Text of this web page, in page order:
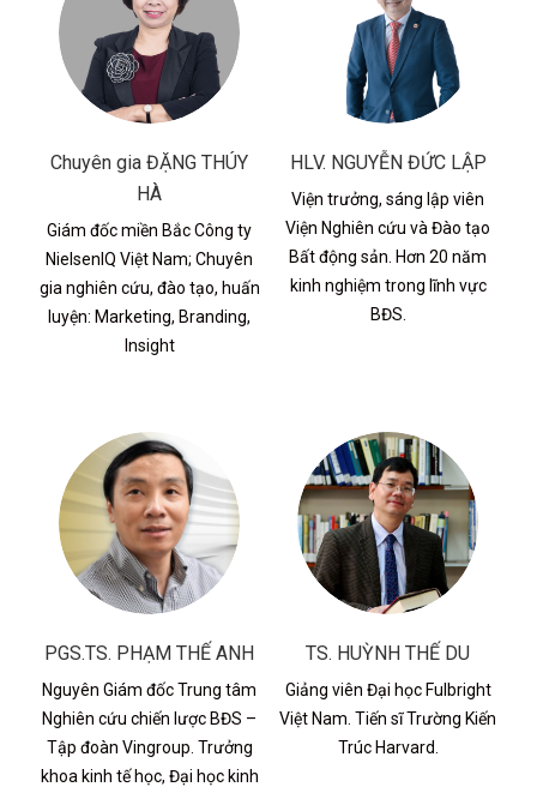
Chuyên gia ĐẶNG THÚY
HÀ
Giám đốc miền Bắc Công ty
NielsenIQ Việt Nam; Chuyên
gia nghiên cứu, đào tạo, huấn
luyện: Marketing, Branding,
Insight
HLV. NGUYỄN ĐỨC LẬP
Viện trưởng, sáng lập viên
Viện Nghiên cứu và Đào tạo
Bất động sản. Hơn 20 năm
kinh nghiệm trong lĩnh vực
BĐS.
PGS.TS. PHẠM THẾ ANH
Nguyên Giám đốc Trung tâm
Nghiên cứu chiến lược BĐS –
Tập đoàn Vingroup. Trưởng
khoa kinh tế học, Đại học kinh
TS. HUỲNH THẾ DU
Giảng viên Đại học Fulbright
Việt Nam. Tiến sĩ Trường Kiến
Trúc Harvard.